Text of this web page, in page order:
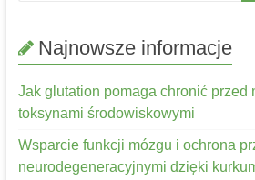
Najnowsze informacje
Jak glutation pomaga chronić przed
toksynami środowiskowymi
Wsparcie funkcji mózgu i ochrona
neurodegeneracyjnymi dzięki